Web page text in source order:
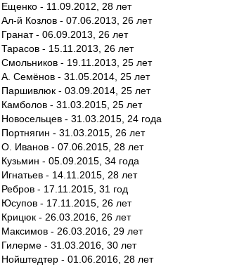
Ещенко - 11.09.2012, 28 лет
Ал-й Козлов - 07.06.2013, 26 лет
Гранат - 06.09.2013, 26 лет
Тарасов - 15.11.2013, 26 лет
Смольников - 19.11.2013, 25 лет
А. Семёнов - 31.05.2014, 25 лет
Паршивлюк - 03.09.2014, 25 лет
Камболов - 31.03.2015, 25 лет
Новосельцев - 31.03.2015, 24 года
Портнягин - 31.03.2015, 26 лет
О. Иванов - 07.06.2015, 28 лет
Кузьмин - 05.09.2015, 34 года
Игнатьев - 14.11.2015, 28 лет
Ребров - 17.11.2015, 31 год
Юсупов - 17.11.2015, 26 лет
Крицюк - 26.03.2016, 26 лет
Максимов - 26.03.2016, 29 лет
Гилерме - 31.03.2016, 30 лет
Нойштедтер - 01.06.2016, 28 лет